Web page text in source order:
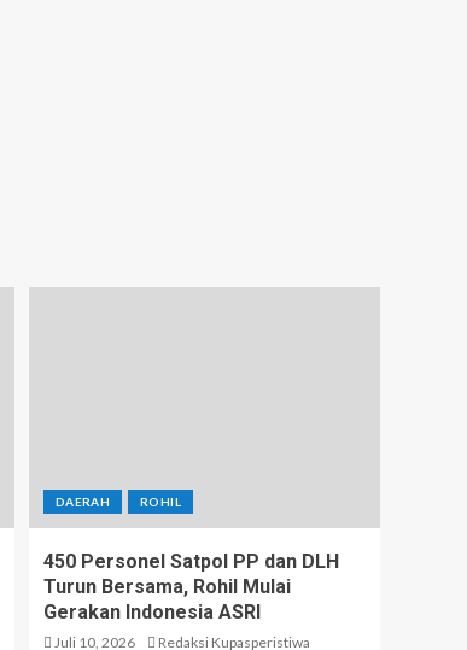
DAERAH ROHIL
450 Personel Satpol PP dan DLH
Turun Bersama, Rohil Mulai
Gerakan Indonesia ASRI
Juli 10, 2026 Redaksi Kupasperistiwa